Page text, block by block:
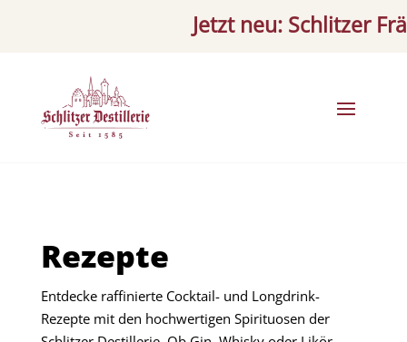
Jetzt neu: Schlitzer
Rezepte
Entdecke raffinierte Cocktail- und Longdrink-
Rezepte mit den hochwertigen Spirituosen der